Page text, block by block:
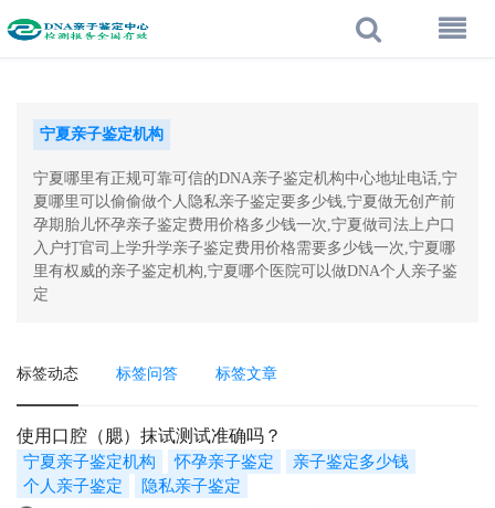
宁夏亲子鉴定机构
宁夏哪里有正规可靠可信的DNA亲子鉴定机构中心地址电话,宁
夏哪里可以偷偷做个人隐私亲子鉴定要多少钱,宁夏做无创产前
孕期胎儿怀孕亲子鉴定费用价格多少钱一次,宁夏做司法上户口
入户打官司上学升学亲子鉴定费用价格需要多少钱一次,宁夏哪
里有权威的亲子鉴定机构,宁夏哪个医院可以做DNA个人亲子鉴
定
标签动态 标签问答 标签文章
使用口腔（腮）抹试测试准确吗？
宁夏亲子鉴定机构 怀孕亲子鉴定
亲子鉴定多少钱
个人亲子鉴定
隐私亲子鉴定